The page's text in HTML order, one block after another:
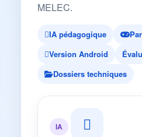
MELEC.
IA pédagogique
Version Android
Dossiers techniques
IA